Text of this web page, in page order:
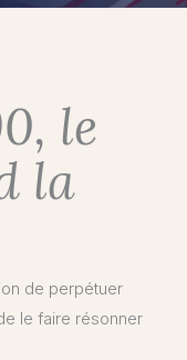
le
la
de perpétuer
le faire résonner